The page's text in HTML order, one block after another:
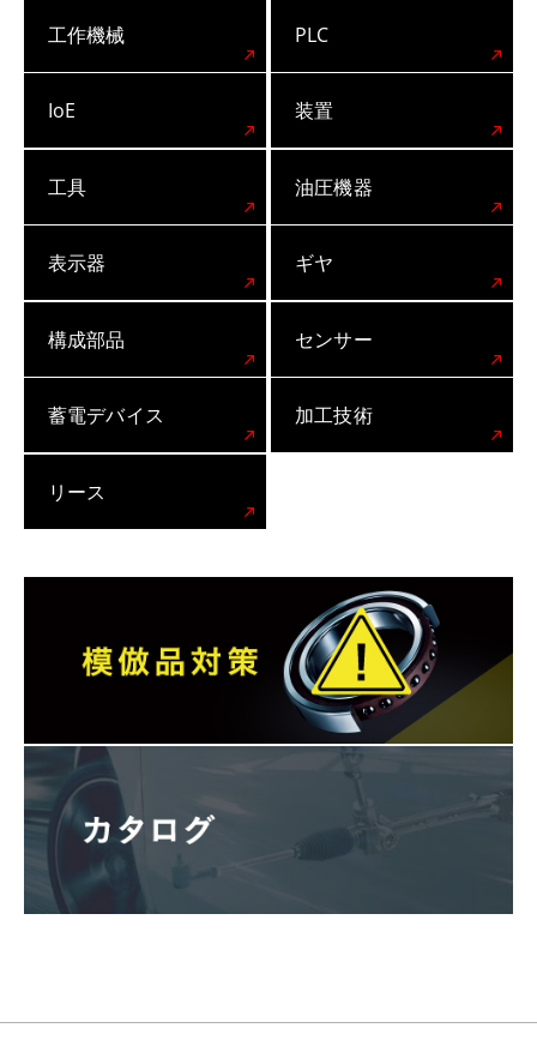
工作機械 PLC
IoE 装置
工具 油圧機器
表示器 ギヤ
構成部品 センサー
蓄電デバイス 加工技術
リース